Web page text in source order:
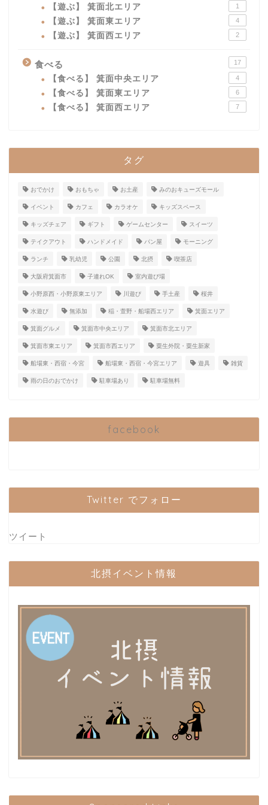
【遊ぶ】 箕面北エリア 1
【遊ぶ】 箕面東エリア 4
【遊ぶ】 箕面西エリア 2
食べる 17
【食べる】 箕面中央エリア 4
【食べる】 箕面東エリア 6
【食べる】 箕面西エリア 7
タグ
おでかけ おもちゃ お土産 みのおキューズモール
イベント カフェ カラオケ キッズスペース
キッズチェア ギフト ゲームセンター スイーツ
テイクアウト ハンドメイド パン屋 モーニング
ランチ 乳幼児 公園 北摂 喫茶店
大阪府箕面市 子連れOK 室内遊び場
小野原西・小野原東エリア 川遊び 手土産 桜井
水遊び 無添加 稲・萱野・船場西エリア 箕面エリア
箕面グルメ 箕面市中央エリア 箕面市北エリア
箕面市東エリア 箕面市西エリア 粟生外院・粟生新家
船場東・西宿・今宮 船場東・西宿・今宮エリア 遊具 雑貨
雨の日のおでかけ 駐車場あり 駐車場無料
facebook
Twitter でフォロー
ツイート
北摂イベント情報